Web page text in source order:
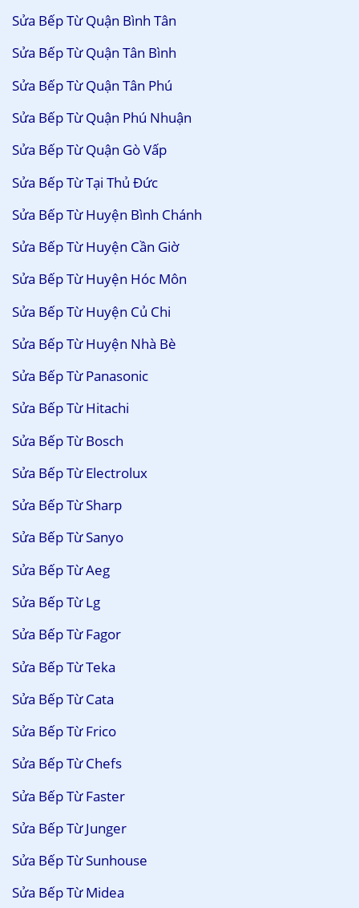
Sửa Bếp Từ Quận Bình Tân
Sửa Bếp Từ Quận Tân Bình
Sửa Bếp Từ Quận Tân Phú
Sửa Bếp Từ Quận Phú Nhuận
Sửa Bếp Từ Quận Gò Vấp
Sửa Bếp Từ Tại Thủ Đức
Sửa Bếp Từ Huyện Bình Chánh
Sửa Bếp Từ Huyện Cần Giờ
Sửa Bếp Từ Huyện Hóc Môn
Sửa Bếp Từ Huyện Củ Chi
Sửa Bếp Từ Huyện Nhà Bè
Sửa Bếp Từ Panasonic
Sửa Bếp Từ Hitachi
Sửa Bếp Từ Bosch
Sửa Bếp Từ Electrolux
Sửa Bếp Từ Sharp
Sửa Bếp Từ Sanyo
Sửa Bếp Từ Aeg
Sửa Bếp Từ Lg
Sửa Bếp Từ Fagor
Sửa Bếp Từ Teka
Sửa Bếp Từ Cata
Sửa Bếp Từ Frico
Sửa Bếp Từ Chefs
Sửa Bếp Từ Faster
Sửa Bếp Từ Junger
Sửa Bếp Từ Sunhouse
Sửa Bếp Từ Midea